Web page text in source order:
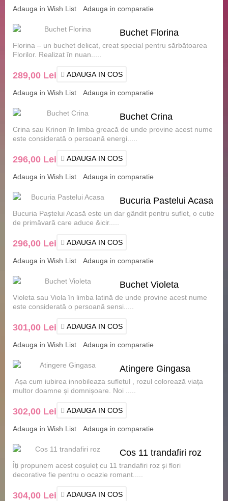
Adauga in Wish List Adauga in comparatie
Buchet Florina
Florina – un buchet delicat, creat special pentru sărbătoarea
Florilor. Realizat în nuan.....
289,00 Lei ADAUGA IN COS
Adauga in Wish List Adauga in comparatie
Buchet Crina
Crina sau Krinon în limba greacă de unde provine acest nume
este considerată o persoană energi.....
296,00 Lei ADAUGA IN COS
Adauga in Wish List Adauga in comparatie
Bucuria Pastelui Acasa
Bucuria Paștelui Acasă este un dar gândit pentru suflet, o cutie
de primăvară care aduce &icir.....
296,00 Lei ADAUGA IN COS
Adauga in Wish List Adauga in comparatie
Buchet Violeta
Violeta sau Viola în limba latină de unde provine acest nume
este considerată o persoană sensi.....
301,00 Lei ADAUGA IN COS
Adauga in Wish List Adauga in comparatie
Atingere Gingasa
Așa cum iubirea innobileaza sufletul , rozul colorează viața
multor doamne și domnișoare. Noi .....
302,00 Lei ADAUGA IN COS
Adauga in Wish List Adauga in comparatie
Cos 11 trandafiri roz
Îți propunem acest coșuleț cu 11 trandafiri roz și flori
decorative fie pentru o ocazie romant.....
304,00 Lei ADAUGA IN COS